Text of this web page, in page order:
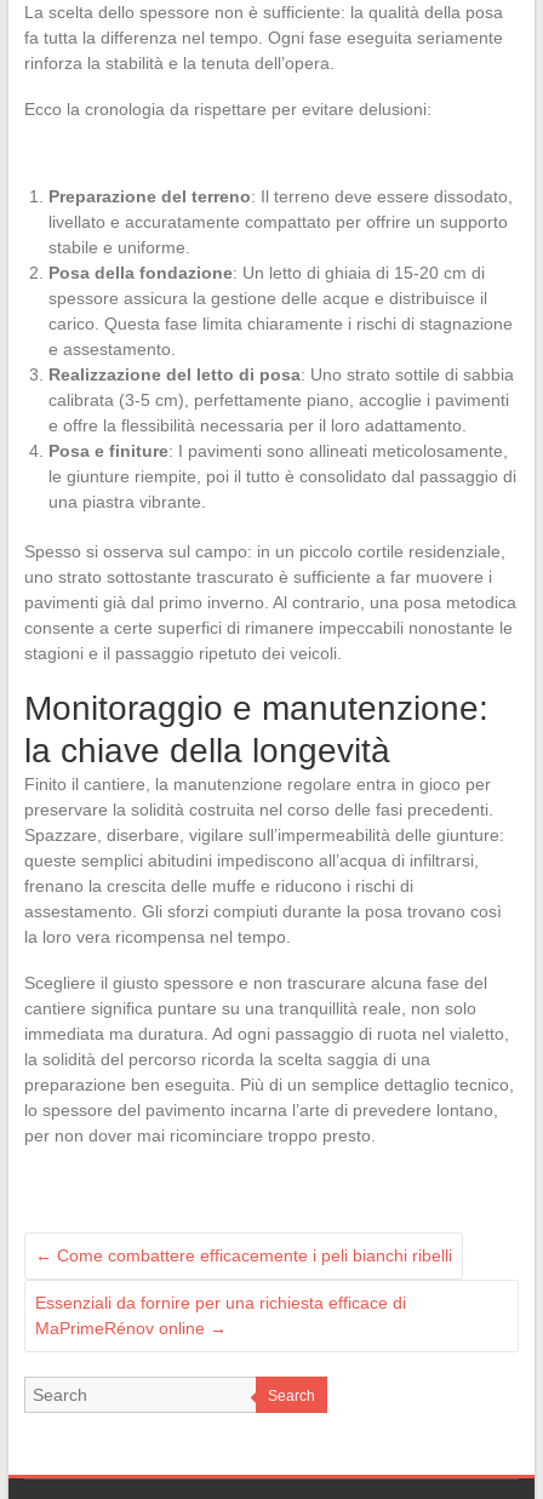
La scelta dello spessore non è sufficiente: la qualità della posa
fa tutta la differenza nel tempo. Ogni fase eseguita seriamente
rinforza la stabilità e la tenuta dell’opera.
Ecco la cronologia da rispettare per evitare delusioni:
Preparazione del terreno: Il terreno deve essere dissodato,
livellato e accuratamente compattato per offrire un supporto
stabile e uniforme.
Posa della fondazione: Un letto di ghiaia di 15-20 cm di
spessore assicura la gestione delle acque e distribuisce il
carico. Questa fase limita chiaramente i rischi di stagnazione
e assestamento.
Realizzazione del letto di posa: Uno strato sottile di sabbia
calibrata (3-5 cm), perfettamente piano, accoglie i pavimenti
e offre la flessibilità necessaria per il loro adattamento.
Posa e finiture: I pavimenti sono allineati meticolosamente,
le giunture riempite, poi il tutto è consolidato dal passaggio di
una piastra vibrante.
Spesso si osserva sul campo: in un piccolo cortile residenziale,
uno strato sottostante trascurato è sufficiente a far muovere i
pavimenti già dal primo inverno. Al contrario, una posa metodica
consente a certe superfici di rimanere impeccabili nonostante le
stagioni e il passaggio ripetuto dei veicoli.
Monitoraggio e manutenzione:
la chiave della longevità
Finito il cantiere, la manutenzione regolare entra in gioco per
preservare la solidità costruita nel corso delle fasi precedenti.
Spazzare, diserbare, vigilare sull’impermeabilità delle giunture:
queste semplici abitudini impediscono all’acqua di infiltrarsi,
frenano la crescita delle muffe e riducono i rischi di
assestamento. Gli sforzi compiuti durante la posa trovano così
la loro vera ricompensa nel tempo.
Scegliere il giusto spessore e non trascurare alcuna fase del
cantiere significa puntare su una tranquillità reale, non solo
immediata ma duratura. Ad ogni passaggio di ruota nel vialetto,
la solidità del percorso ricorda la scelta saggia di una
preparazione ben eseguita. Più di un semplice dettaglio tecnico,
lo spessore del pavimento incarna l’arte di prevedere lontano,
per non dover mai ricominciare troppo presto.
← Come combattere efficacemente i peli bianchi ribelli
Essenziali da fornire per una richiesta efficace di
MaPrimeRénov online →
Search